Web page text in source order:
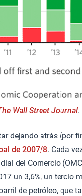
Wall Street Journal.
dejando atrás (por
de 2007/8. Cada
del Comercio
un 3,6%, un tercio
de petróleo, que